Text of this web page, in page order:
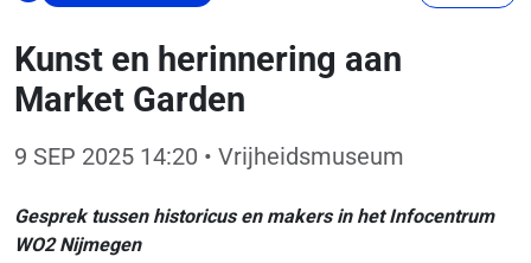
Kunst en herinnering aan
Market Garden
9 SEP 2025 14:20 • Vrijheidsmuseum
Gesprek tussen historicus en makers in het Infocentrum
WO2 Nijmegen